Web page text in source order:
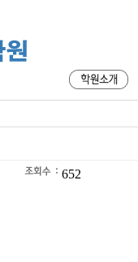
652